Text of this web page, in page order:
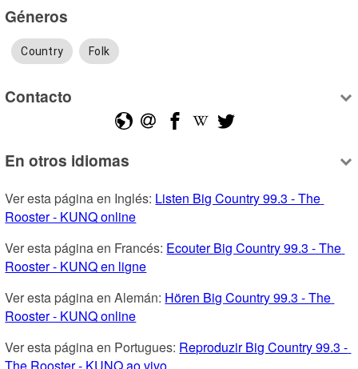
Géneros
Country Folk
Contacto
En otros idiomas
Ver esta página en Inglés: Listen Big Country 99.3 - The
Rooster - KUNQ online
Ver esta página en Francés: Ecouter Big Country 99.3 - The
Rooster - KUNQ en ligne
Ver esta página en Alemán: Hören Big Country 99.3 - The
Rooster - KUNQ online
Ver esta página en Portugues: Reproduzir Big Country 99.3 -
The Rooster - KUNQ ao vivo